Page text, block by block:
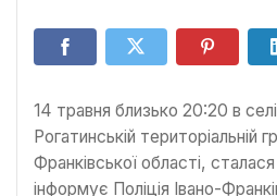
14 травня близько 20:20 в
Рогатинській територіальній
Франківської області,
інформує Поліція Івано-